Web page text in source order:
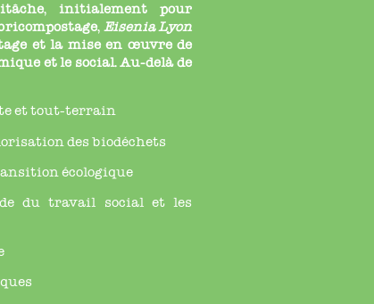
initialement pour
Eisenia Lyon
et la mise en œuvre de
et le social. Au-delà de
et tout-terrain
des biodéchets
écologique
du travail social et les